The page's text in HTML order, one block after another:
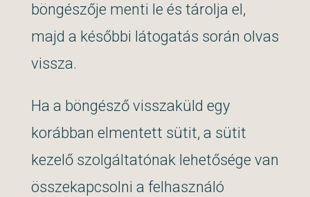
böngészője menti le és tárolja el,
majd a későbbi látogatás során olvas
vissza.
Ha a böngésző visszaküld egy
korábban elmentett sütit, a sütit
kezelő szolgáltatónak lehetősége van
összekapcsolni a felhasználó